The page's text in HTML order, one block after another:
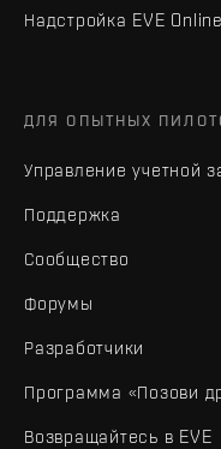
Надстройка EVE
ДЛЯ ОПЫТНЫХ
Управление учетной
Поддержка
Сообщество
Форумы
Разработчики
Программа «Позови
Возвращайтесь в EVE